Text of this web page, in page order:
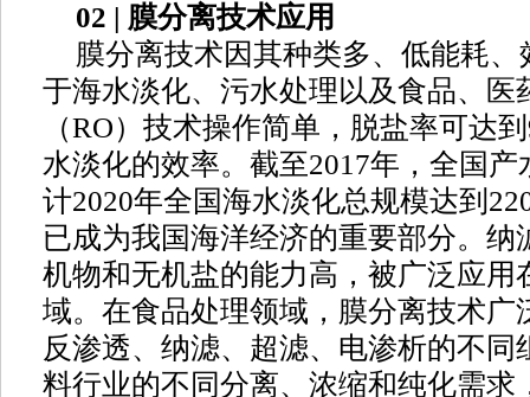
02 | 膜分离技术应用
膜分离技术因其种类多、低能耗
于海水淡化、污水处理以及食品、医
（RO）技术操作简单，脱盐率可达
水淡化的效率。截至2017年，全国
计2020年全国海水淡化总规模达到
已成为我国海洋经济的重要部分。纳
机物和无机盐的能力高，被广泛应用
域。在食品处理领域，膜分离技术广
反渗透、纳滤、超滤、电渗析的不
料行业的不同分离、浓缩和纯化需求